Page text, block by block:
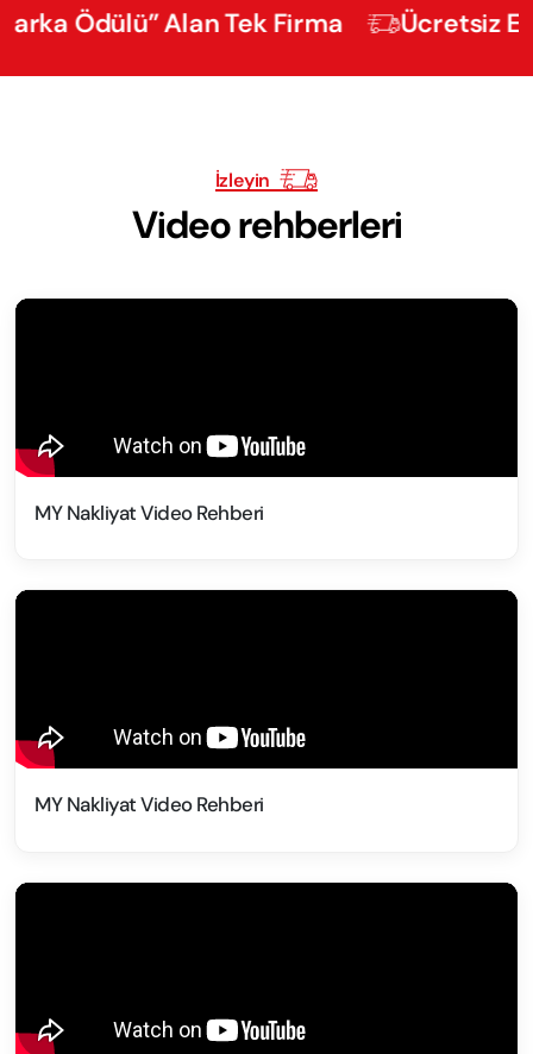
Alan Tek Firma Ücretsiz
İzleyin
Video rehberleri
MY Nakliyat Video Rehberi
MY Nakliyat Video Rehberi